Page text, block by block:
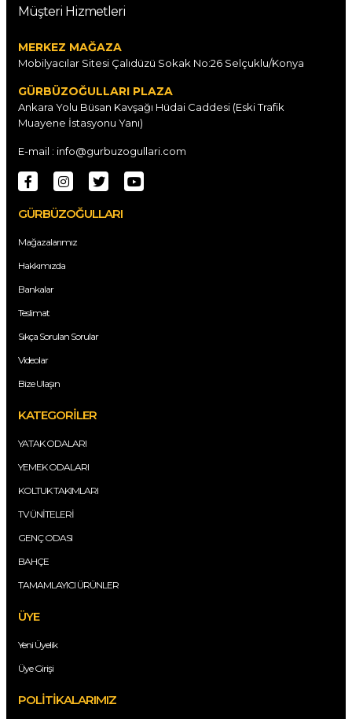
Müşteri Hizmetleri
MERKEZ MAĞAZA
Mobilyacılar Sitesi Çalıdüzü Sokak No:26 Selçuklu/Konya
GÜRBÜZOĞULLARI PLAZA
Ankara Yolu Büsan Kavşağı Hüdai Caddesi (Eski Trafik
Muayene İstasyonu Yanı)
E-mail : info@gurbuzogullari.com
GÜRBÜZOĞULLARI
Mağazalarımız
Hakkımızda
Bankalar
Teslimat
Sıkça Sorulan Sorular
Videolar
Bize Ulaşın
KATEGORİLER
YATAK ODALARI
YEMEK ODALARI
KOLTUK TAKIMLARI
TV ÜNİTELERİ
GENÇ ODASI
BAHÇE
TAMAMLAYICI ÜRÜNLER
ÜYE
Yeni Üyelik
Üye Girişi
POLİTİKALARIMIZ